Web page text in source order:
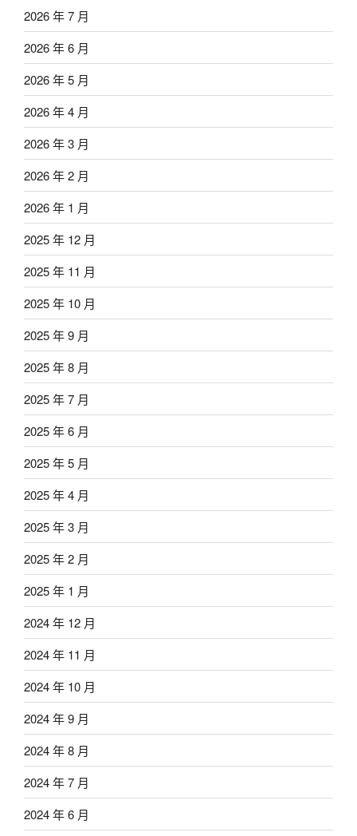
2026 年 7 月
2026 年 6 月
2026 年 5 月
2026 年 4 月
2026 年 3 月
2026 年 2 月
2026 年 1 月
2025 年 12 月
2025 年 11 月
2025 年 10 月
2025 年 9 月
2025 年 8 月
2025 年 7 月
2025 年 6 月
2025 年 5 月
2025 年 4 月
2025 年 3 月
2025 年 2 月
2025 年 1 月
2024 年 12 月
2024 年 11 月
2024 年 10 月
2024 年 9 月
2024 年 8 月
2024 年 7 月
2024 年 6 月